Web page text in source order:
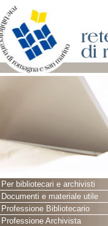
Per bibliotecari e archivisti
Documenti e materiale utile
Professione Bibliotecario
Professione Archivista